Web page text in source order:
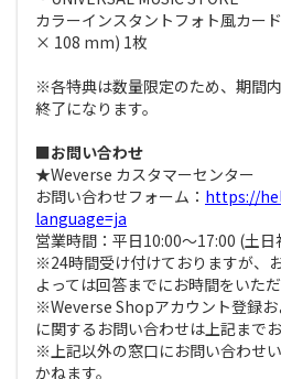
カラーインスタントフォト風カー
× 108 mm) 1枚
※各特典は数量限定のため、期間
終了になります。
■お問い合わせ
★Weverse カスタマーセンター
お問い合わせフォーム： https://
language=ja
営業時間：平日10:00～17:00 (土日
※24時間受け付けておりますが、
よっては回答までにお時間をいた
※Weverse Shopアカウント登録
に関するお問い合わせは上記まで
※上記以外の窓口にお問い合わせ
かねます。